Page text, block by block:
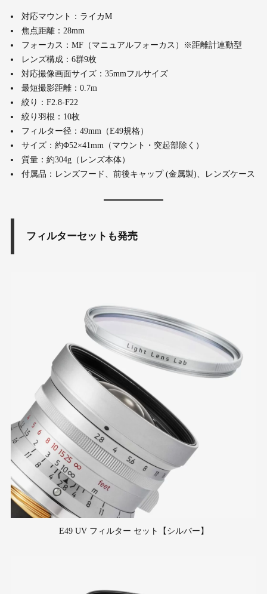
対応マウント：ライカM
焦点距離：28mm
フォーカス：MF（マニュアルフォーカス）※距離計連動型
レンズ構成：6群9枚
対応撮像画面サイズ：35mmフルサイズ
最短撮影距離：0.7m
絞り：F2.8-F22
絞り羽根：10枚
フィルター径：49mm（E49規格）
サイズ：約Φ52×41mm（マウント・突起部除く）
質量：約304g（レンズ本体）
付属品：レンズフード、前後キャップ (金属製)、レンズケース
フィルターセットも発売
E49 UV フィルター セット【シルバー】